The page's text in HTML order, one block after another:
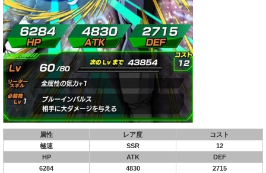
属性 レア度
コスト
極速
SSR
12
HP
ATK
DEF
6284
4830
2715